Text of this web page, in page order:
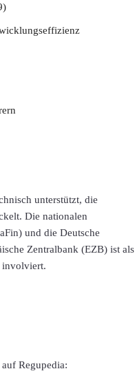
unterstützt, die
Die nationalen
und die Deutsche
Zentralbank (EZB) ist als
involviert.
Regupedia: